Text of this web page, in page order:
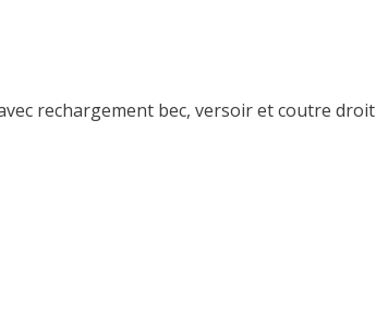
rechargement bec, versoir et coutre droit